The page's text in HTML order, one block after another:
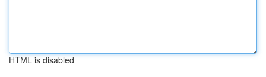
HTML is disabled